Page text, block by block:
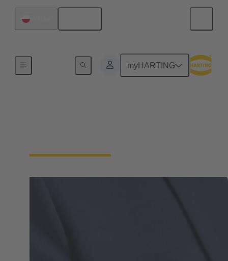
myHARTING
Strona główna